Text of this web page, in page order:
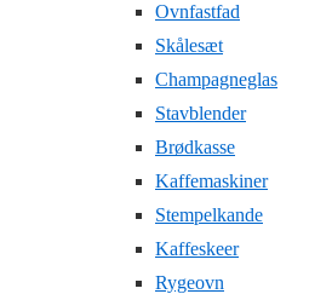
Ovnfastfad
Skålesæt
Champagneglas
Stavblender
Brødkasse
Kaffemaskiner
Stempelkande
Kaffeskeer
Rygeovn